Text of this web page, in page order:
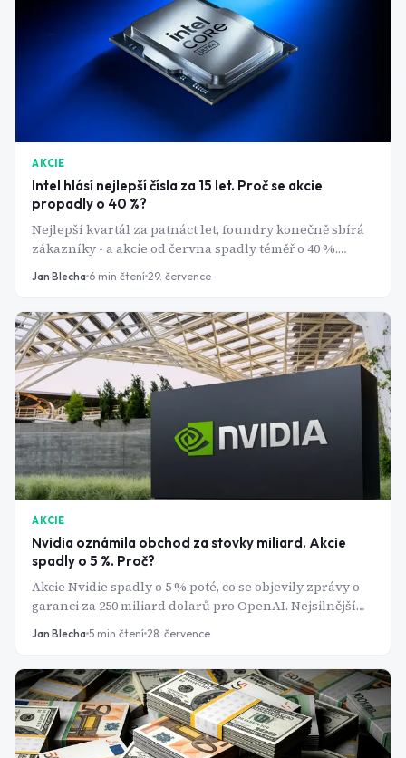
AKCIE
Intel hlásí nejlepší čísla za 15 let. Proč se akcie
propadly o 40 %?
Nejlepší kvartál za patnáct let, foundry konečně sbírá
zákazníky - a akcie od června spadly téměř o 40 %.
Comeback Intelu je reálný. Otázka je, kolik z něj už bylo
Jan Blecha 6 min čtení 29. července
AKCIE
Nvidia oznámila obchod za stovky miliard. Akcie
spadly o 5 %. Proč?
Akcie Nvidie spadly o 5 % poté, co se objevily zprávy o
garanci za 250 miliard dolarů pro OpenAI. Nejsilnější
varování ale nepřišlo z burzy s akciemi.
Jan Blecha 5 min čtení 28. července